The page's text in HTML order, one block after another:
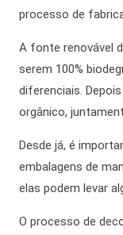
processo de
A fonte renovável
serem 100%
diferenciais. D
orgânico,
Desde já, é
embalagens de
elas podem levar
O processo de